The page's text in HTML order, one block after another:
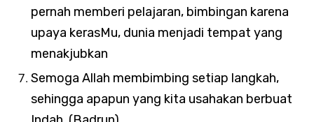
pernah memberi pelajaran, bimbingan karena
upaya kerasMu, dunia menjadi tempat yang
menakjubkan
Semoga Allah membimbing setiap langkah,
sehingga apapun yang kita usahakan berbuat